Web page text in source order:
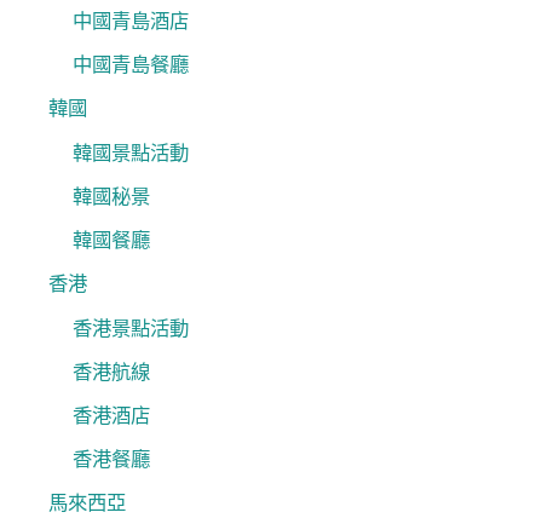
中國青島酒店
中國青島餐廳
韓國
韓國景點活動
韓國秘景
韓國餐廳
香港
香港景點活動
香港航線
香港酒店
香港餐廳
馬來西亞